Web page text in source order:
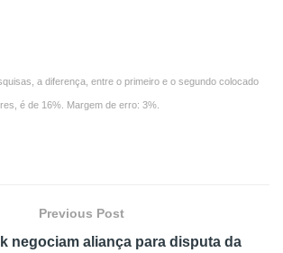
a diferença, entre o primeiro e o segundo colocado
é de 16%. Margem de erro: 3%.
Previous Post
negociam aliança para disputa da